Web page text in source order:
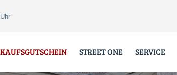
STREET ONE SERVICE